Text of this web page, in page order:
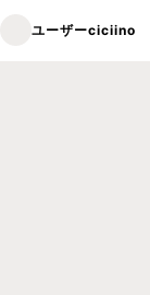
ユーザーciciino